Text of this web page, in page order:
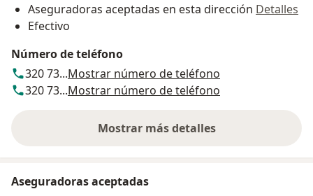
Aseguradoras aceptadas en esta dirección Detalles
Efectivo
Número de teléfono
320 73...Mostrar número de teléfono
320 73...Mostrar número de teléfono
Mostrar más detalles
sobre la dirección
Aseguradoras aceptadas